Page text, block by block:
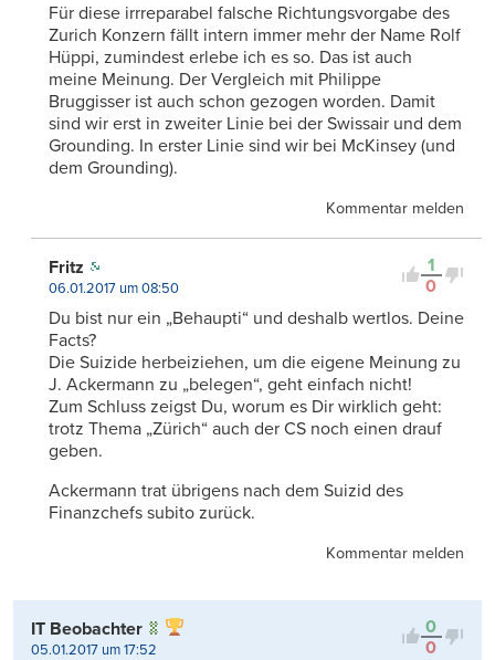
Für diese irrreparabel falsche Richtungsvorgabe des
Zurich Konzern fällt intern immer mehr der Name Rolf
Hüppi, zumindest erlebe ich es so. Das ist auch
meine Meinung. Der Vergleich mit Philippe
Bruggisser ist auch schon gezogen worden. Damit
sind wir erst in zweiter Linie bei der Swissair und dem
Grounding. In erster Linie sind wir bei McKinsey (und
dem Grounding).
Kommentar melden
1
0
Fritz
06.01.2017 um 08:50
Du bist nur ein „Behaupti“ und deshalb wertlos. Deine
Facts?
Die Suizide herbeiziehen, um die eigene Meinung zu
J. Ackermann zu „belegen“, geht einfach nicht!
Zum Schluss zeigst Du, worum es Dir wirklich geht:
trotz Thema „Zürich“ auch der CS noch einen drauf
geben.
Ackermann trat übrigens nach dem Suizid des
Finanzchefs subito zurück.
Kommentar melden
0
0
IT Beobachter
05.01.2017 um 17:52